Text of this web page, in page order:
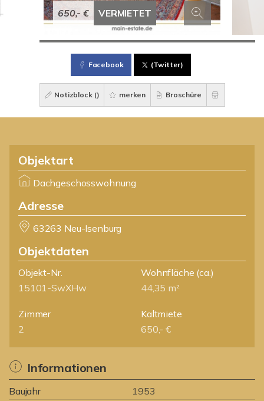
650,- € VERMIETET
Facebook (Twitter)
Notizblock () merken Broschüre
Objektart
Dachgeschosswohnung
Adresse
63263 Neu-Isenburg
Objektdaten
Objekt-Nr.
15101-SwXHw
Wohnfläche (ca.)
44,35 m²
Zimmer
2
Kaltmiete
650,- €
Informationen
Baujahr
1953